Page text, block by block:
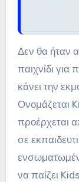
Δεν θα ήταν
παιχνίδι για
κάνει την
Ονομάζεται
προέρχεται
σε
να παίζει